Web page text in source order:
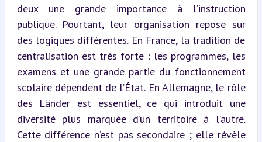
deux une grande importance à l’instruction
publique. Pourtant, leur organisation repose sur
des logiques différentes. En France, la tradition de
centralisation est très forte : les programmes, les
examens et une grande partie du fonctionnement
scolaire dépendent de l’État. En Allemagne, le rôle
des Länder est essentiel, ce qui introduit une
diversité plus marquée d’un territoire à l’autre.
Cette différence n’est pas secondaire ; elle révèle